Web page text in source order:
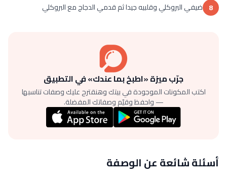
8 ضيفي البروكلي وقلبيه جيدا ثم قدمي الدجاج مع البروكلي
جرّب ميزة «اطبخ بما عندك» في التطبيق
اكتب المكونات الموجودة في بيتك وهنقترح عليك وصفات تناسبها
— واحفظ وقيّم وصفاتك المفضلة.
أسئلة شائعة عن الوصفة